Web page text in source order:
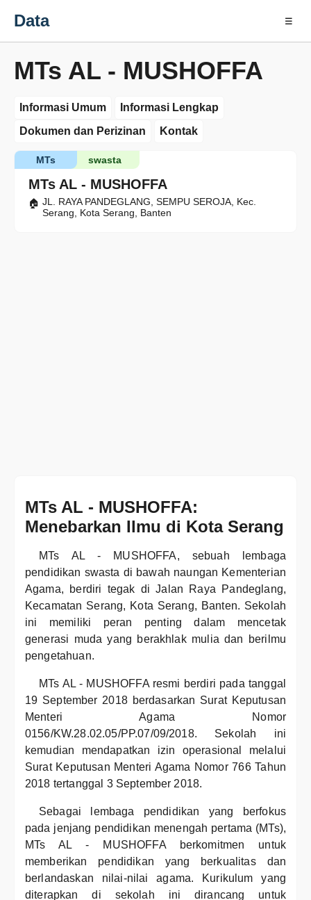
Data ☰
MTs AL - MUSHOFFA
Informasi Umum
Informasi Lengkap
Dokumen dan Perizinan
Kontak
MTs AL - MUSHOFFA
swasta
MTs
JL. RAYA PANDEGLANG, SEMPU SEROJA, Kec.
Serang, Kota Serang, Banten
MTs AL - MUSHOFFA:
Menebarkan Ilmu di Kota Serang
MTs AL - MUSHOFFA, sebuah lembaga
pendidikan swasta di bawah naungan Kementerian
Agama, berdiri tegak di Jalan Raya Pandeglang,
Kecamatan Serang, Kota Serang, Banten. Sekolah
ini memiliki peran penting dalam mencetak
generasi muda yang berakhlak mulia dan berilmu
pengetahuan.
MTs AL - MUSHOFFA resmi berdiri pada tanggal
19 September 2018 berdasarkan Surat Keputusan
Menteri Agama Nomor
0156/KW.28.02.05/PP.07/09/2018. Sekolah ini
kemudian mendapatkan izin operasional melalui
Surat Keputusan Menteri Agama Nomor 766 Tahun
2018 tertanggal 3 September 2018.
Sebagai lembaga pendidikan yang berfokus
pada jenjang pendidikan menengah pertama (MTs),
MTs AL - MUSHOFFA berkomitmen untuk
memberikan pendidikan yang berkualitas dan
berlandaskan nilai-nilai agama. Kurikulum yang
diterapkan di sekolah ini dirancang untuk